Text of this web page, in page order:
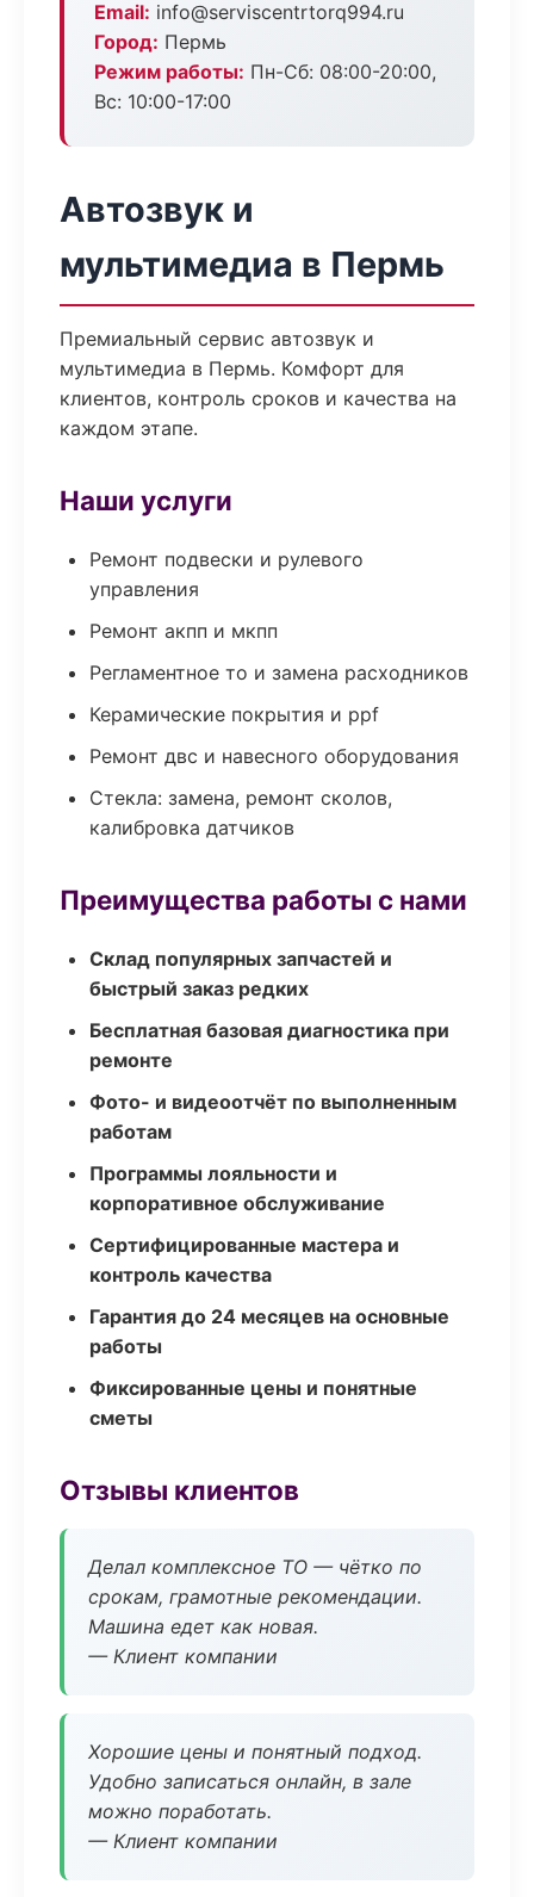
Email: info@serviscentrtorq994.ru
Город: Пермь
Режим работы: Пн-Сб: 08:00-20:00,
Вс: 10:00-17:00
Автозвук и
мультимедиа в Пермь
Премиальный сервис автозвук и
мультимедиа в Пермь. Комфорт для
клиентов, контроль сроков и качества на
каждом этапе.
Наши услуги
Ремонт подвески и рулевого
управления
Ремонт акпп и мкпп
Регламентное то и замена расходников
Керамические покрытия и ppf
Ремонт двс и навесного оборудования
Стекла: замена, ремонт сколов,
калибровка датчиков
Преимущества работы с нами
Склад популярных запчастей и
быстрый заказ редких
Бесплатная базовая диагностика при
ремонте
Фото- и видеоотчёт по выполненным
работам
Программы лояльности и
корпоративное обслуживание
Сертифицированные мастера и
контроль качества
Гарантия до 24 месяцев на основные
работы
Фиксированные цены и понятные
сметы
Отзывы клиентов
Делал комплексное ТО — чётко по
срокам, грамотные рекомендации.
Машина едет как новая.
— Клиент компании
Хорошие цены и понятный подход.
Удобно записаться онлайн, в зале
можно поработать.
— Клиент компании